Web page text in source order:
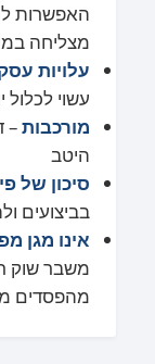
האפשרות
מצליחה
עלויות
עשוי לכלול
מורכבות–
היטב
סיכון של
בביצועים
אינו מגן
משבר שוק
מהפסדים